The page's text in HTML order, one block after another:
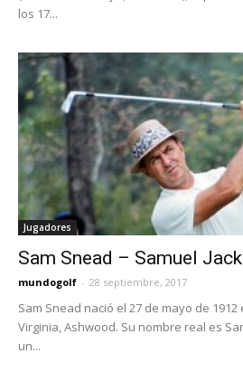
los 17...
Jugadores
Sam Snead – Samuel
mundogolf - 28 septiembre, 2017
Sam Snead nació el 27 de mayo de
Virginia, Ashwood. Su nombre real es
un...